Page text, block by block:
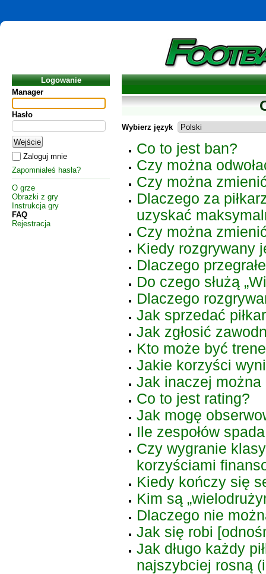
Logowanie
Manager
Hasło
Zaloguj mnie
Zapomniałeś hasła?
O grze
Obrazki z gry
Instrukcja gry
FAQ
Rejestracja
Wybierz język
Co to jest ban?
Czy można
Czy można
Dlaczego za
uzyskać
Czy można
Kiedy rozgrywany
Dlaczego
Do czego służą
Dlaczego
Jak sprzedać
Jak zgłosić
Kto może być
Jakie korzyści
Jak inaczej można
Co to jest rating?
Jak mogę
Ile zespołów
Czy wygranie
korzyściami
Kiedy kończy się
Kim są
Dlaczego nie
Jak się robi
Jak długo każdy
najszybciej rosną